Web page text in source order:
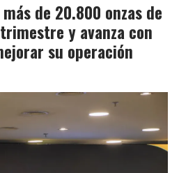
de 20.800 onzas de
y avanza con
su operación